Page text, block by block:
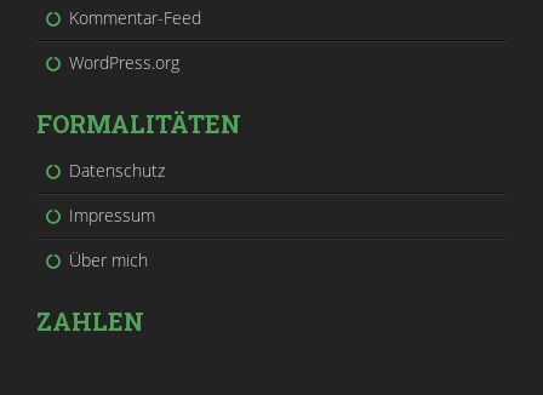
Kommentar-Feed
WordPress.org
FORMALITÄTEN
Datenschutz
Impressum
Über mich
ZAHLEN